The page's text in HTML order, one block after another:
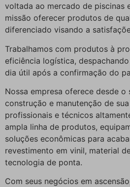
voltada ao mercado de piscinas
missão oferecer produtos de
diferenciado visando a
Trabalhamos com produtos à
eficiência logística,
dia útil após a confirmação do
Nossa empresa oferece desde o
construção e manutenção de
profissionais e técnicos
ampla linha de produtos,
soluções econômicas para
revestimento em vinil, material
tecnologia de ponta.
Com seus negócios em